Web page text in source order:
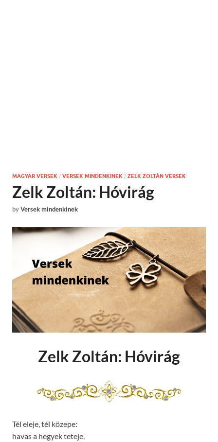
MAGYAR VERSEK / VERSEK MINDENKINEK / ZELK ZOLTÁN VERSEK
Zelk Zoltán: Hóvirág
byVersek mindenkinek
Zelk Zoltán: Hóvirág
Tél eleje, tél közepe:
havas a hegyek teteje,